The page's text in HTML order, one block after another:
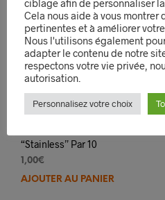
“Stainless” Par 10
1,00€
AJOUTER AU PANIER
ciblage afin de personnaliser
Cela nous aide à vous
pertinentes et à améliorer
Nous l'utilisons également
adapter le contenu de notre
respectons votre vie privée,
autorisation.
Personnalisez votre choix